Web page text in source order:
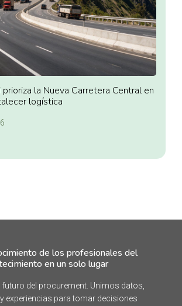
prioriza la Nueva Carretera Central en
logística
de los profesionales del
en un solo lugar
del procurement. Unimos datos,
experiencias para tomar decisiones